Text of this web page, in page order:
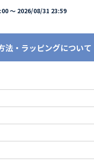
〜 2026/08/31 23:59
法・ラッピングについて